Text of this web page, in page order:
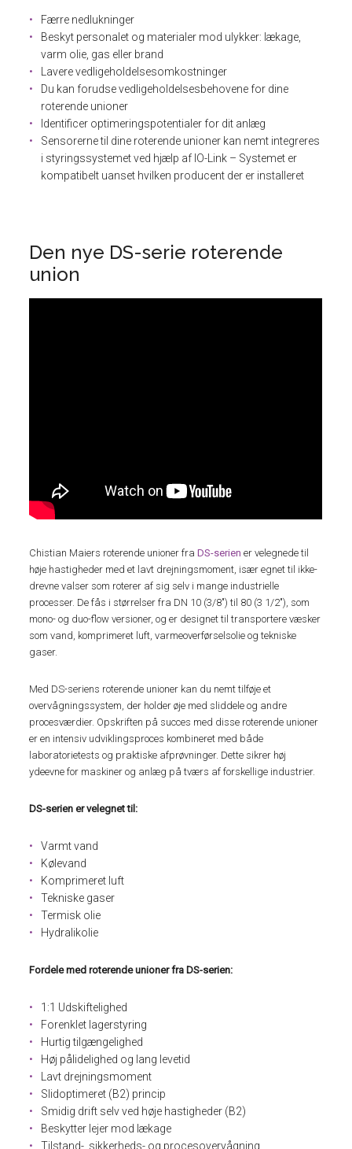
Færre nedlukninger
Beskyt personalet og materialer mod ulykker: lækage,
varm olie, gas eller brand
Lavere vedligeholdelsesomkostninger
Du kan forudse vedligeholdelsesbehovene for dine
roterende unioner
Identificer optimeringspotentialer for dit anlæg
Sensorerne til dine roterende unioner kan nemt integreres
i styringssystemet ved hjælp af IO-Link – Systemet er
kompatibelt uanset hvilken producent der er installeret
Den nye DS-serie roterende
union
Chistian Maiers roterende unioner fraDS-serien er velegnede til
høje hastigheder med et lavt drejningsmoment, især egnet til ikke-
drevne valser som roterer af sig selv i mange industrielle
processer. De fås i størrelser fra DN 10 (3/8″) til 80 (3 1/2″), som
mono- og duo-flow versioner, og er designet til transportere væsker
som vand, komprimeret luft, varmeoverførselsolie og tekniske
gaser.
Med DS-seriens roterende unioner kan du nemt tilføje et
overvågningssystem, der holder øje med sliddele og andre
procesværdier. Opskriften på succes med disse roterende unioner
er en intensiv udviklingsproces kombineret med både
laboratorietests og praktiske afprøvninger. Dette sikrer høj
ydeevne for maskiner og anlæg på tværs af forskellige industrier.
DS-serien er velegnet til:
Varmt vand
Kølevand
Komprimeret luft
Tekniske gaser
Termisk olie
Hydralikolie
Fordele med roterende unioner fra DS-serien:
1:1 Udskiftelighed
Forenklet lagerstyring
Hurtig tilgængelighed
Høj pålidelighed og lang levetid
Lavt drejningsmoment
Slidoptimeret (B2) princip
Smidig drift selv ved høje hastigheder (B2)
Beskytter lejer mod lækage
Tilstand-, sikkerheds- og procesovervågning